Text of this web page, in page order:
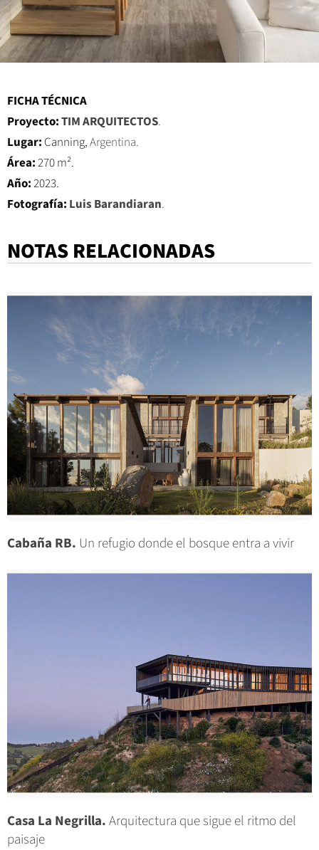
FICHA TÉCNICA
Proyecto:TIM ARQUITECTOS.
Lugar: Canning,Argentina.
Área:270 m².
Año:2023.
Fotografía: Luis Barandiaran.
NOTAS RELACIONADAS
Cabaña RB. Un refugio donde el bosque entra a vivir
Casa La Negrilla.Arquitectura que sigue el ritmo del
paisaje